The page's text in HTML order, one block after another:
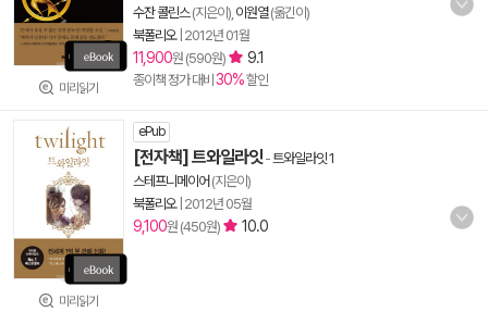
미리읽기
수잔 콜린스(지은이), 이원열(옮긴이)
북폴리오| 2012년 01월
11,900원 (590원) 9.1
종이책 정가 대비 30%할인
미리읽기
ePub
[전자책] 트와일라잇-트와일라잇 1
스테프니메이어 (지은이)
북폴리오| 2012년 05월
9,100원 (450원) 10.0